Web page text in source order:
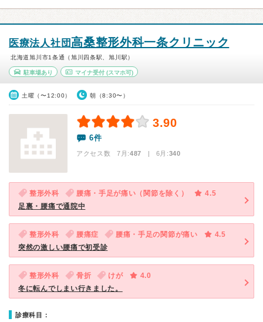
医療法人社団高桑整形外科一条クリニック
北海道旭川市1条通（旭川四条駅、旭川駅）
駐車場あり マイナ受付(スマホ可)
土曜（〜12:00） 朝（8:30〜）
3.90
6件
アクセス数 7月:487 | 6月:340
整形外科 腰痛・手足が痛い（関節を除く）
4.5
足裏・腰痛で通院中
整形外科 腰痛症 腰痛・手足の関節が痛い
4.5
突然の激しい腰痛で初受診
整形外科 骨折 けが
4.0
冬に転んでしまい行きました。
診療科目：